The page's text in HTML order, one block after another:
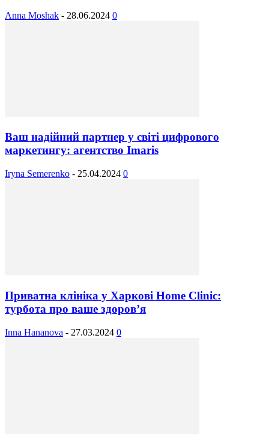
Anna Moshak - 28.06.2024 0
Ваш надійний партнер у світі цифрового
маркетингу: агентство Imaris
Iryna Semerenko - 25.04.2024 0
Приватна клініка у Харкові Home Clinic:
турбота про ваше здоров’я
Inna Hananova - 27.03.2024 0